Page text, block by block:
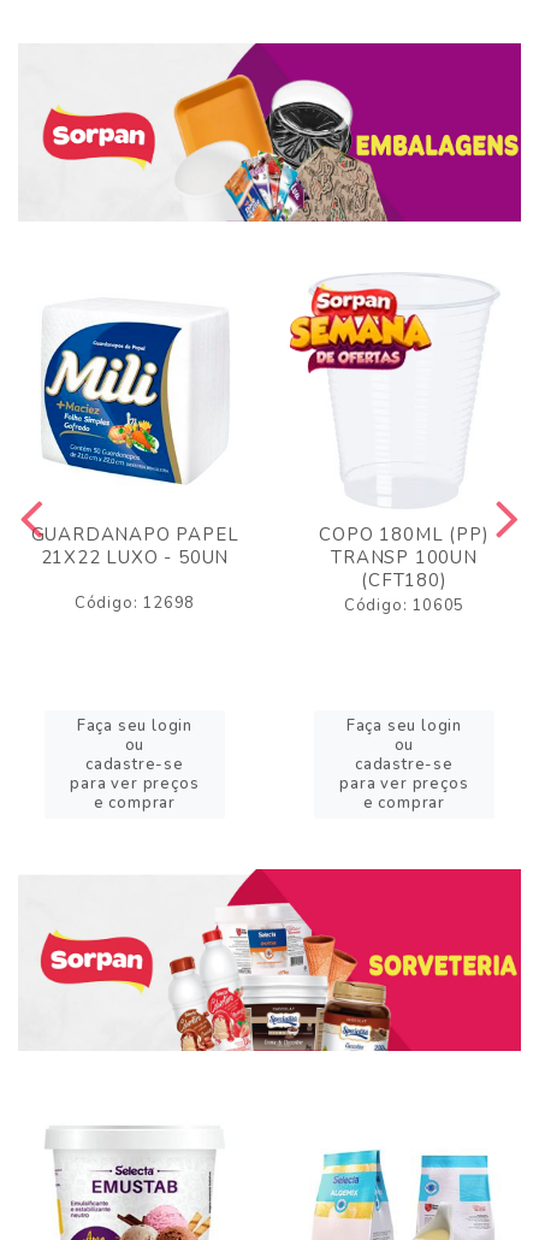
GUARDANAPO PAPEL
21X22 LUXO - 50UN
Código: 12698
Faça seu login
ou
cadastre-se
para ver preços
e comprar
COPO 180ML (PP)
TRANSP 100UN
(CFT180)
Código: 10605
Faça seu login
ou
cadastre-se
para ver preços
e comprar